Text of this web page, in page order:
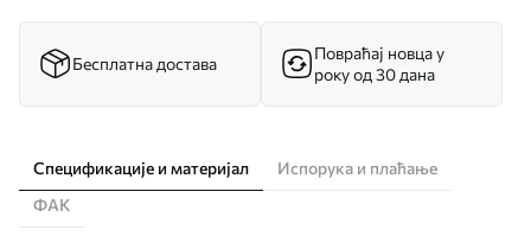
Бесплатна достава
Повраћај новца у
року од 30 дана
Спецификације и материјал
Испорука и плаћање
ФАК